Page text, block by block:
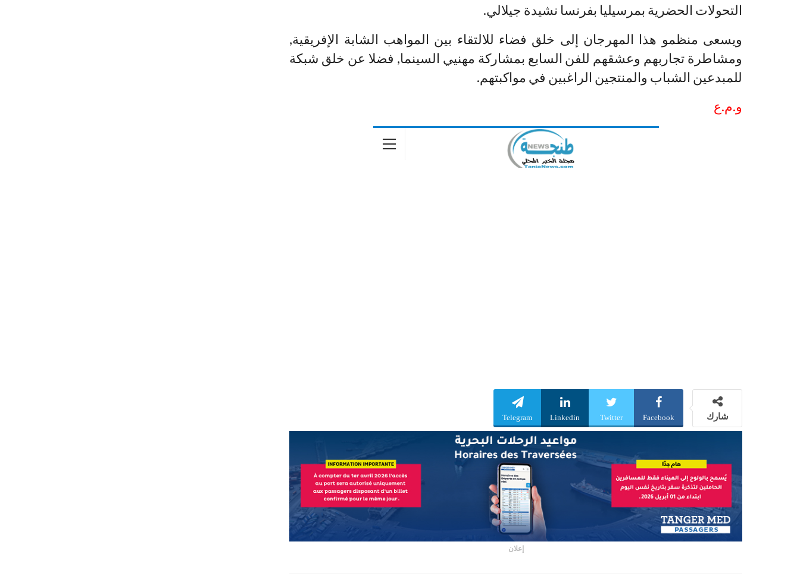
التحولات الحضرية بمرسيليا بفرنسا نشيدة جيلالي.
ويسعى منظمو هذا المهرجان إلى خلق فضاء للالتقاء بين المواهب الشابة الإفريقية,
ومشاطرة تجاربهم وعشقهم للفن السابع بمشاركة مهنيي السينما, فضلا عن خلق شبكة
للمبدعين الشباب والمنتجين الراغبين في مواكبتهم.
و.م.ع
شارك Facebook
Twitter
Linkedin
Telegram
إعلان